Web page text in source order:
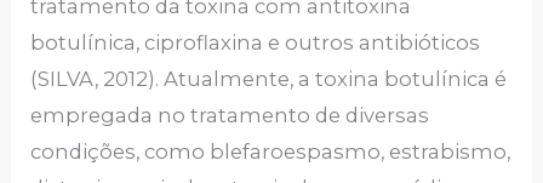
tratamento da toxina com antitoxina
botulínica, ciproflaxina e outros antibióticos
(SILVA, 2012). Atualmente, a toxina botulínica é
empregada no tratamento de diversas
condições, como blefaroespasmo, estrabismo,